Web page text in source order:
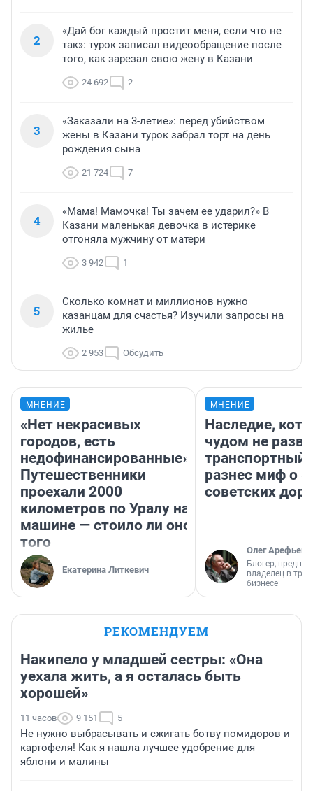
2
«Дай бог каждый простит меня, если что не
так»: турок записал видеообращение после
того, как зарезал свою жену в Казани
24 692 2
3
«Заказали на 3-летие»: перед убийством
жены в Казани турок забрал торт на день
рождения сына
21 724 7
4
«Мама! Мамочка! Ты зачем ее ударил?» В
Казани маленькая девочка в истерике
отгоняла мужчину от матери
3 942 1
5
Сколько комнат и миллионов нужно
казанцам для счастья? Изучили запросы на
жилье
2 953 Обсудить
МНЕНИЕ
«Нет некрасивых
городов, есть
недофинансированные».
Путешественники
проехали 2000
километров по Уралу на
машине — стоило ли оно
того
Екатерина Литкевич
МНЕНИЕ
Наследие,
чудом не
транспортный
разнес миф о
советских
Олег Арефьев
Блогер,
владелец в
бизнесе
РЕКОМЕНДУЕМ
Накипело у младшей сестры: «Она
уехала жить, а я осталась быть
хорошей»
11 часов 9 151 5
Не нужно выбрасывать и сжигать ботву помидоров и
картофеля! Как я нашла лучшее удобрение для
яблони и малины